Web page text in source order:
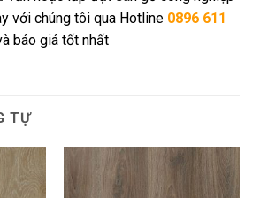
với chúng tôi qua Hotline 0896 611
báo giá tốt nhất
TỰ